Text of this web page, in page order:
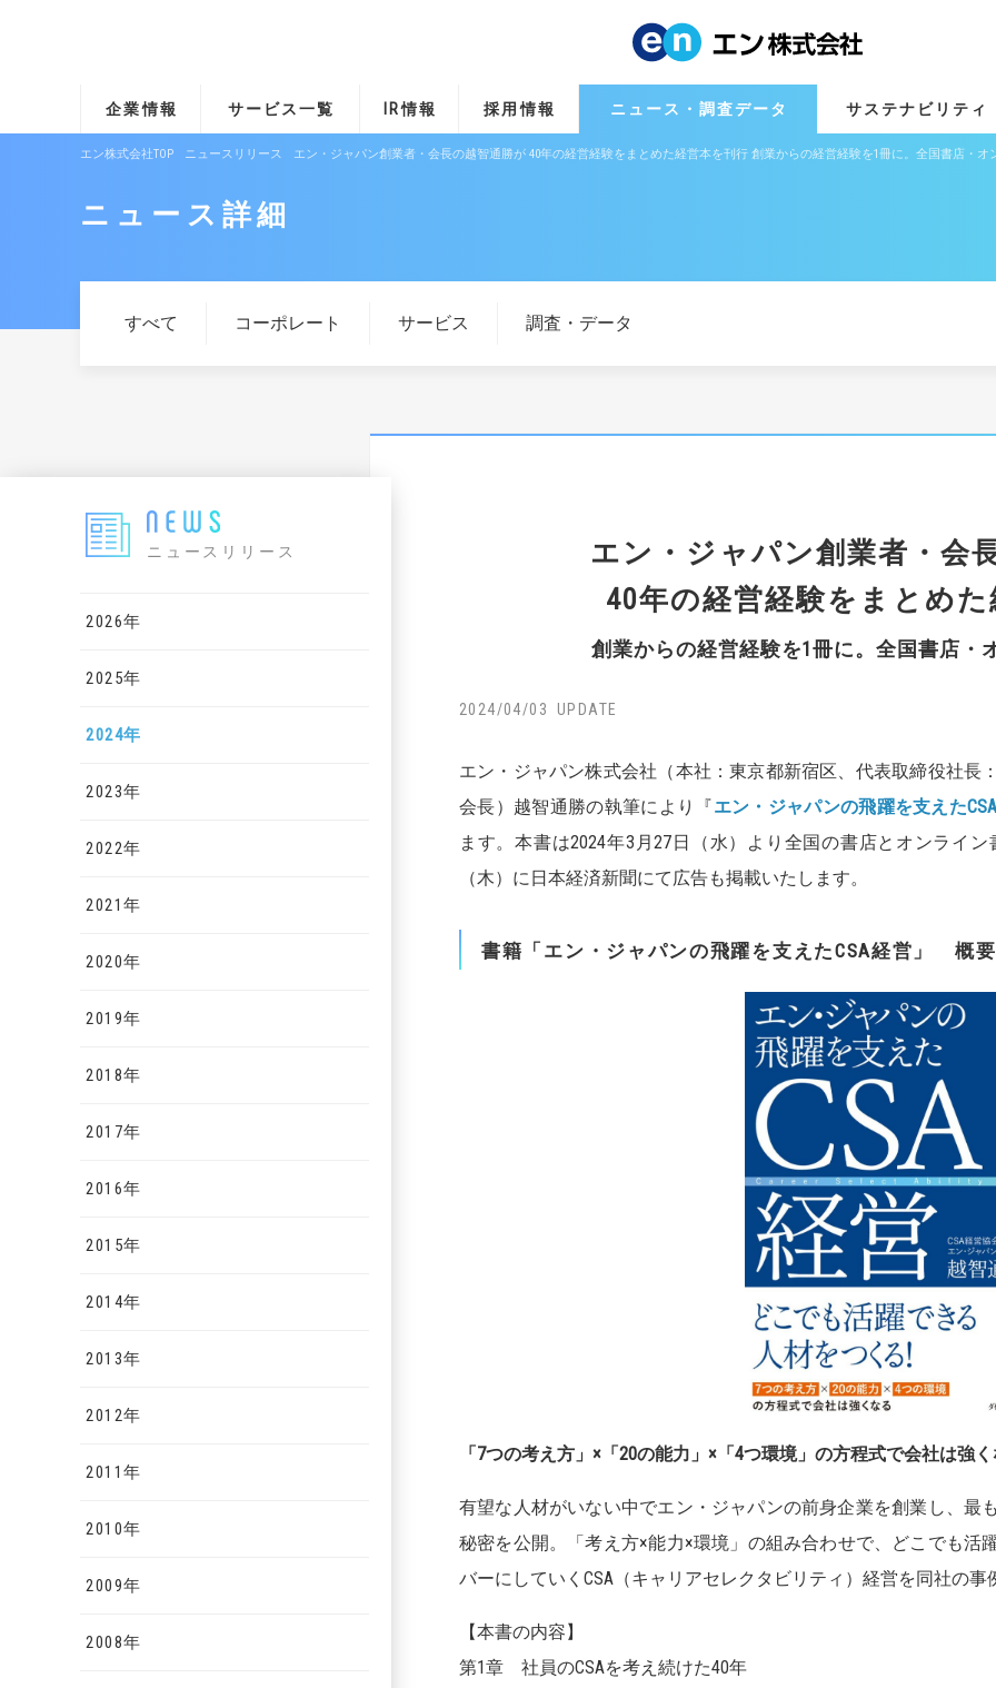
企業情報 サービス一覧 IR情報 採用情報 ニュース・調査データ サステナビリティ
エン株式会社TOP ニュースリリース エン・ジャパン創業者・会長の越智通勝が 40年の経営経験をまとめた経営本を刊行 創業からの経営経験を1冊に。全国書店・オ
ニュース詳細
すべて コーポレート サービス 調査・データ
ニュースリリース
2026年
2025年
2024年
2023年
2022年
2021年
2020年
2019年
2018年
2017年
2016年
2015年
2014年
2013年
2012年
2011年
2010年
2009年
2008年
エン・ジャパン創業者・会
40年の経営経験をまとめ
創業からの経営経験を1冊に。全国書店・
2024/04/03
エン・ジャパン株式会社（本社：東京都新宿区、代表取締役社長
会長）越智通勝の執筆により『エン・ジャパンの飛躍を支えた
ます。本書は2024年3月27日（水）より全国の書店とオンライ
（木）に日本経済新聞にて広告も掲載いたします。
書籍「エン・ジャパンの飛躍を支えたCSA経営」 概要
「7つの考え方」 × 「20の能力」 × 「4つ環境」の方程式で会社は強
有望な人材がいない中でエン・ジャパンの前身企業を創業し、最
秘密を公開。「考え方×能力×環境」の組み合わせで、どこでも活
バーにしていくCSA（キャリアセレクタビリティ）経営を同社の
【本書の内容】
第1章 社員のCSAを考え続けた40年